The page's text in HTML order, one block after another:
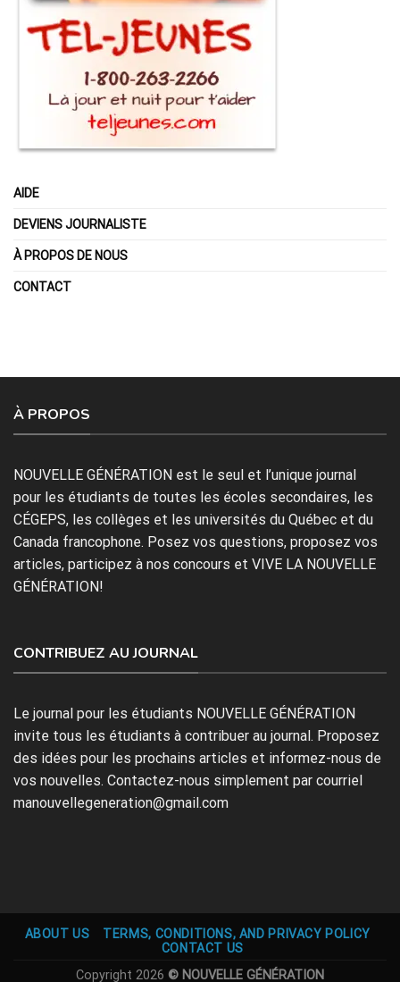
AIDE
DEVIENS JOURNALISTE
À PROPOS DE NOUS
CONTACT
À PROPOS
NOUVELLE GÉNÉRATION est le seul et l’unique journal
pour les étudiants de toutes les écoles secondaires, les
CÉGEPS, les collèges et les universités du Québec et du
Canada francophone. Posez vos questions, proposez vos
articles, participez à nos concours et VIVE LA NOUVELLE
GÉNÉRATION!
CONTRIBUEZ AU JOURNAL
Le journal pour les étudiants NOUVELLE GÉNÉRATION
invite tous les étudiants à contribuer au journal. Proposez
des idées pour les prochains articles et informez-nous de
vos nouvelles. Contactez-nous simplement par courriel
manouvellegeneration@gmail.com
ABOUT US
TERMS, CONDITIONS, AND PRIVACY POLICY
CONTACT US
Copyright 2026 © NOUVELLE GÉNÉRATION